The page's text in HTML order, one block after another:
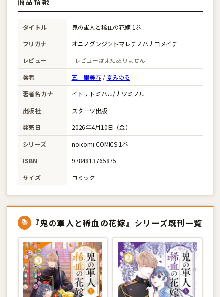
タイトル
鬼の軍人と稀血の花嫁 1巻
フリガナ
オニノグンジントマレチノハナヨメイチ
レビュー
レビューはまだありません
著者
五十里美春/夏みのる
著者名カナ
イトサトミハル/ナツミノル
出版社
スターツ出版
発売日
2026年4月10日（金）
シリーズ
noicomi COMICS 1巻
ISBN
9784813765875
サイズ
コミック
📚 『鬼の軍人と稀血の花嫁』シリーズ既刊一覧